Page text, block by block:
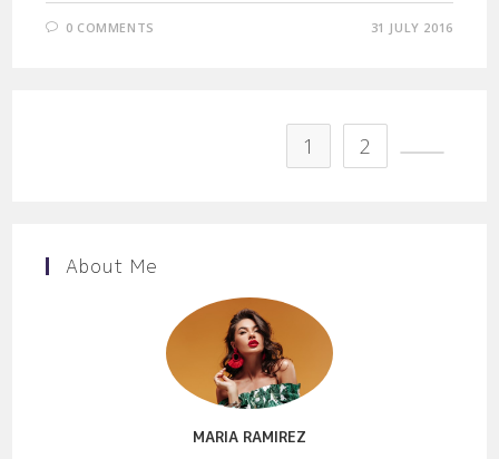
0 COMMENTS 31 JULY 2016
1 2
About Me
MARIA RAMIREZ